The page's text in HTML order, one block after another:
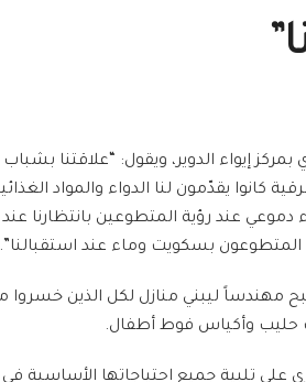
بمركز إيواء الدوير، ويقول: “علاقتنا
يقدّمون لنا الدواء والمواد
عند رؤية المتطوعين بانتظارنا
بسكويت وماء عند استقبالنا”.
حليب وأكياس فوط أطفال.
تلبية جميع احتياجاتها الأساسية في